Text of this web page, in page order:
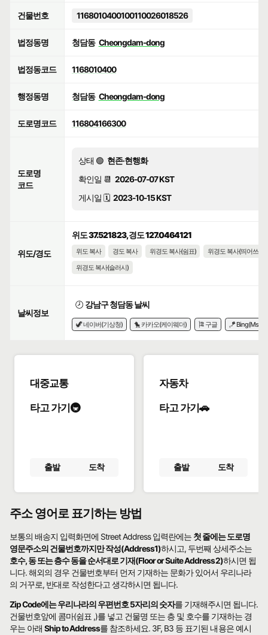
건물번호 1168010400100110026018526
법정동명 청담동 Cheongdam-dong
법정동코드 1168010400
행정동명 청담동 Cheongdam-dong
도로명코드 116804166300
도로명
코드
상태 🟢 현존·현행화
확인일 📆 2026-07-07 KST
게시일 🗓️ 2023-10-15 KST
위도/경도
위도 37.521823, 경도 127.0464121
위도 복사 경도 복사 위경도 복사(쉼표)
위경도 복사(띄어쓰기)
위경도 복사(슬러시)
날씨정보
🕗 강남구 청담동 날씨
🦖 네이버(기상청) 🐤 카카오(케이웨더) 🎏 구글 🪁 Bing(Msn)
대중교통
타고 가기🚇
출발 도착
자동차
타고 가기🚗
출발 도착
주소 영어로 표기하는 방법
보통의 배송지 입력화면에 Street Address 입력란에는 첫 줄에는 도로명
영문주소의 건물번호까지만 작성(Address1)하시고, 두번째 상세주소는
호수, 동 또는 층수 동을 순서대로 기재(Floor or Suite Address2)하시면 됩
니다. 해외의 경우 건물번호부터 먼저 기재하는 문화가 있어서 우리나라
의 거꾸로, 반대로 작성한다고 생각하시면 됩니다.
Zip Code에는 우리나라의 우편번호 5자리의 숫자를 기재해주시면 됩니다.
건물번호앞에 콤마(쉼표 ,)를 넣고 건물명 또는 층 및 호수를 기재하는 경
우는 아래Ship to Address를 참조하세요. 3F, B3 등 표기된 내용은 예시